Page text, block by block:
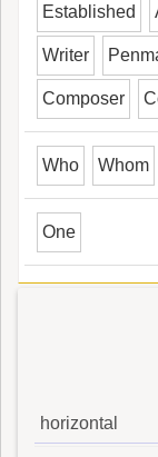
Established
Writer
Composer
Who Whom
One
horizontal